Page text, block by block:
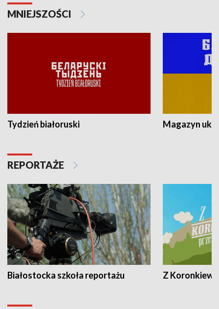
MNIEJSZOŚCI
Tydzień białoruski Magazyn
REPORTAŻE
Białostocka szkoła reportażu Z